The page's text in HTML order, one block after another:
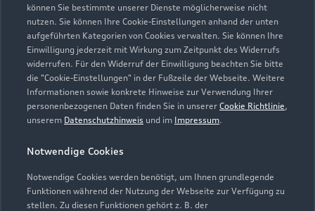
können Sie bestimmte unserer Dienste möglicherweise nicht
nutzen. Sie können Ihre Cookie-Einstellungen anhand der unten
aufgeführten Kategorien von Cookies verwalten. Sie können Ihre
Einwilligung jederzeit mit Wirkung zum Zeitpunkt des Widerrufs
widerrufen. Für den Widerruf der Einwilligung beachten Sie bitte
die "Cookie-Einstellungen" in der Fußzeile der Webseite. Weitere
Informationen sowie konkrete Hinweise zur Verwendung Ihrer
personenbezogenen Daten finden Sie in unserer Cookie Richtlinie,
unserem Datenschutzhinweis und im Impressum.
Notwendige Cookies
Notwendige Cookies werden benötigt, um Ihnen grundlegende
Funktionen während der Nutzung der Webseite zur Verfügung zu
stellen. Zu diesen Funktionen gehört z. B. der
Zurück nach oben